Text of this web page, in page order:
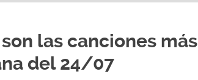
las canciones más
del 24/07